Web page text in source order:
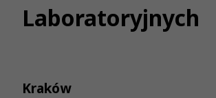
Laboratoryjnych
Kraków